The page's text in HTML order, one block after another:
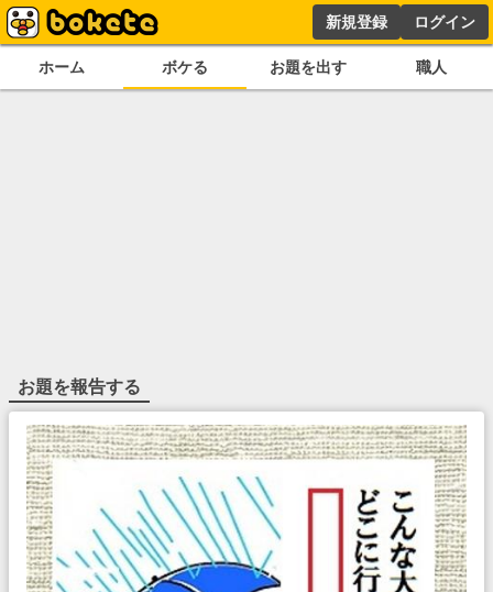
新規登録 ログイン
ホーム ボケる お題を出す 職人
お題を報告する